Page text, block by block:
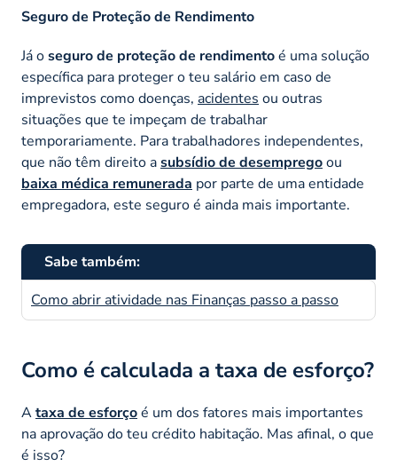
Seguro de Proteção de Rendimento
Já oseguro de proteção de rendimentoé uma solução
específica para proteger o teu salário em caso de
imprevistos como doenças, acidentes ou outras
situações que te impeçam de trabalhar
temporariamente. Para trabalhadores independentes,
que não têm direito asubsídio de desempregoou
baixa médica remunerada por parte de uma entidade
empregadora, este seguro é ainda mais importante.
Sabe também:
Como abrir atividade nas Finanças passo a passo
Como é calculada a taxa de esforço?
Ataxa de esforçoé um dos fatores mais importantes
na aprovação do teu crédito habitação. Mas afinal, o que
é isso?